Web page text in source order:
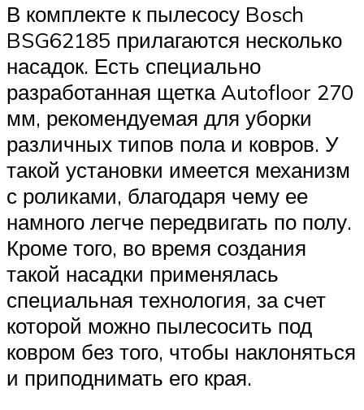
В комплекте к пылесосу Bosch
BSG62185 прилагаются несколько
насадок. Есть специально
разработанная щетка Autofloor 270
мм, рекомендуемая для уборки
различных типов пола и ковров. У
такой установки имеется механизм
с роликами, благодаря чему ее
намного легче передвигать по полу.
Кроме того, во время создания
такой насадки применялась
специальная технология, за счет
которой можно пылесосить под
ковром без того, чтобы наклоняться
и приподнимать его края.